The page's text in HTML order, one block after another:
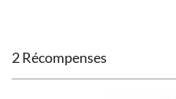
2 Récompenses